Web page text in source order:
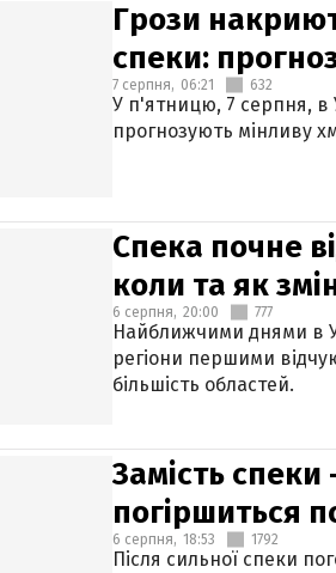
Грози
спеки:
7 серпня, 06:21 632
У п'ятницю, 7 серпня, в
прогнозують мінливу
Спека почне
коли та як
6 серпня, 20:00 777
Найближчими днями в
регіони першими
більшість областей.
Замість спеки
погіршиться
6 серпня, 18:53 1792
Після сильної спеки